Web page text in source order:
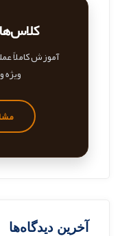
آموزش کاملاً
ویژه
آخرین دیدگاه‌ها